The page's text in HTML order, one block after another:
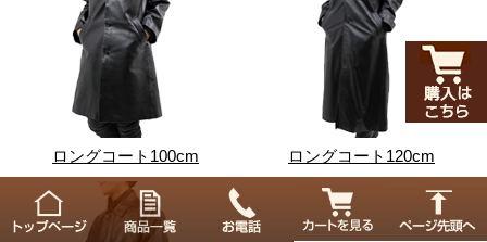
ロングコート100cm ロングコート120cm